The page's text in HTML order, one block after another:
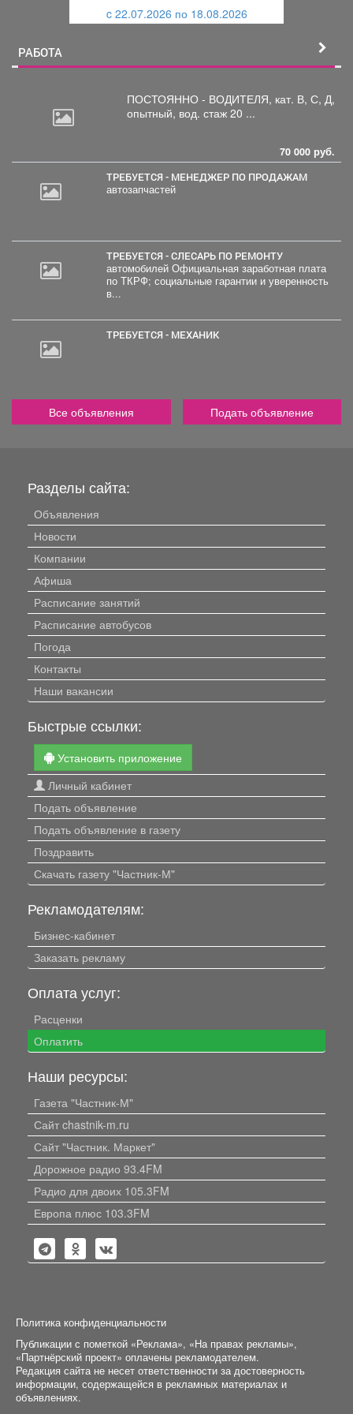
c 22.07.2026 по 18.08.2026
РАБОТА
ПОСТОЯННО - ВОДИТЕЛЯ, кат. В, С, Д,
опытный, вод. стаж 20 ...
70 000 руб.
ТРЕБУЕТСЯ - МЕНЕДЖЕР ПО ПРОДАЖАМ
автозапчастей
ТРЕБУЕТСЯ - СЛЕСАРЬ ПО РЕМОНТУ
автомобилей Официальная заработная плата
по ТКРФ; социальные гарантии и уверенность
в...
ТРЕБУЕТСЯ - МЕХАНИК
Все объявления Подать объявление
Разделы сайта:
Объявления
Новости
Компании
Афиша
Расписание занятий
Расписание автобусов
Погода
Контакты
Наши вакансии
Быстрые ссылки:
Установить приложение
Личный кабинет
Подать объявление
Подать объявление в газету
Поздравить
Скачать газету "Частник-М"
Рекламодателям:
Бизнес-кабинет
Заказать рекламу
Оплата услуг:
Расценки
Оплатить
Наши ресурсы:
Газета "Частник-М"
Сайт chastnik-m.ru
Сайт "Частник. Маркет"
Дорожное радио 93.4FM
Радио для двоих 105.3FM
Европа плюс 103.3FM
Политика конфиденциальности
Публикации с пометкой «Реклама», «На правах рекламы»,
«Партнёрский проект» оплачены рекламодателем.
Редакция сайта не несет ответственности за достоверность
информации, содержащейся в рекламных материалах и
объявлениях.